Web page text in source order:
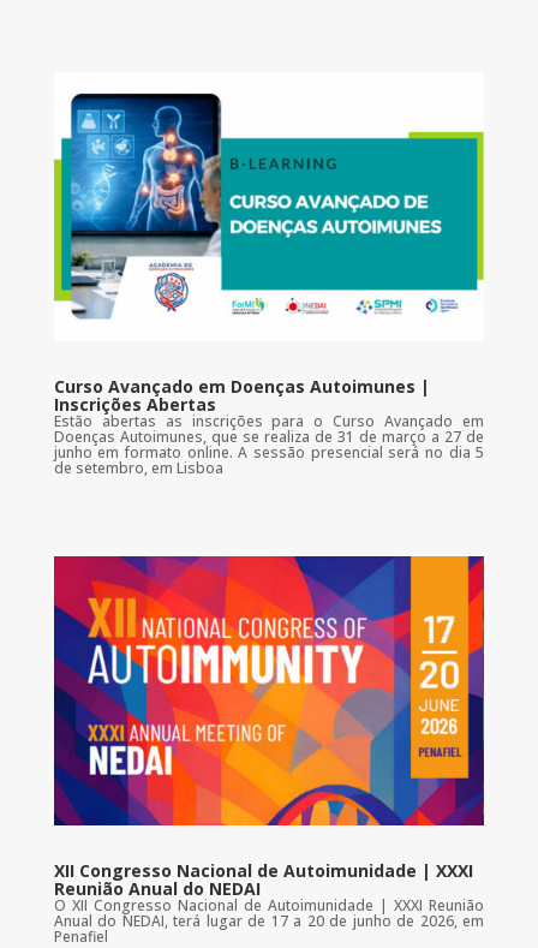
Curso Avançado em Doenças Autoimunes |
Inscrições Abertas
Estão abertas as inscrições para o Curso Avançado em
Doenças Autoimunes, que se realiza de 31 de março a 27 de
junho em formato online. A sessão presencial será no dia 5
de setembro, em Lisboa
XII Congresso Nacional de Autoimunidade | XXXI
Reunião Anual do NEDAI
O XII Congresso Nacional de Autoimunidade | XXXI Reunião
Anual do NEDAI, terá lugar de 17 a 20 de junho de 2026, em
Penafiel